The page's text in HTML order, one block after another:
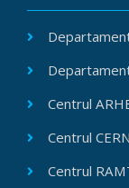
Centrul
Centrul
Centrul